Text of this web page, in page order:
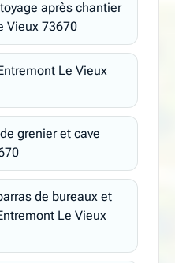
après chantier
Vieux 73670
Le Vieux
grenier et cave
de bureaux et
Le Vieux